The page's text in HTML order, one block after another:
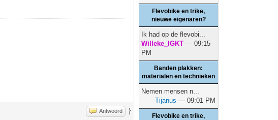
Antwoord }
Flevobike en trike,
nieuwe eigenaren?
Ik had op de flevobi...
Willeke_IGKT — 09:15
PM
Banden plakken:
materialen en technieken
Nemen mensen n...
Tijanus — 09:01 PM
Flevobike en trike,